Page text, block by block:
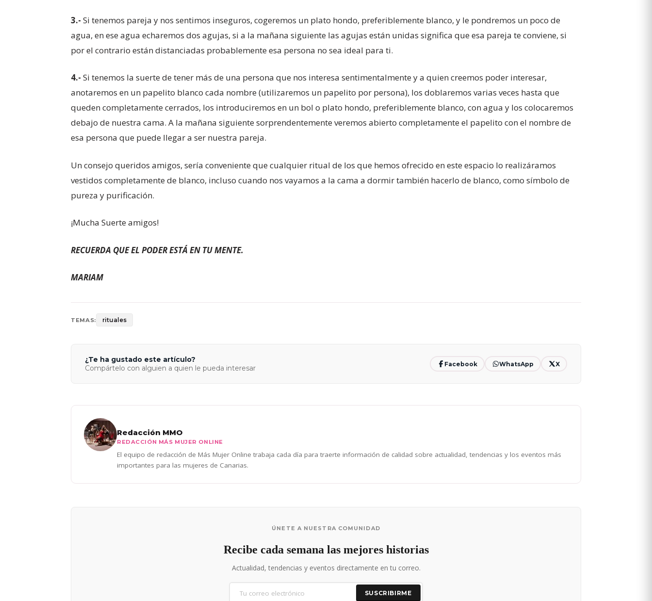
3.- Si tenemos pareja y nos sentimos inseguros, cogeremos un plato hondo, preferiblemente blanco, y le pondremos un poco de
agua, en ese agua echaremos dos agujas, si a la mañana siguiente las agujas están unidas significa que esa pareja te conviene, si
por el contrario están distanciadas probablemente esa persona no sea ideal para ti.
4.- Si tenemos la suerte de tener más de una persona que nos interesa sentimentalmente y a quien creemos poder interesar,
anotaremos en un papelito blanco cada nombre (utilizaremos un papelito por persona), los doblaremos varias veces hasta que
queden completamente cerrados, los introduciremos en un bol o plato hondo, preferiblemente blanco, con agua y los colocaremos
debajo de nuestra cama. A la mañana siguiente sorprendentemente veremos abierto completamente el papelito con el nombre de
esa persona que puede llegar a ser nuestra pareja.
Un consejo queridos amigos, sería conveniente que cualquier ritual de los que hemos ofrecido en este espacio lo realizáramos
vestidos completamente de blanco, incluso cuando nos vayamos a la cama a dormir también hacerlo de blanco, como símbolo de
pureza y purificación.
¡Mucha Suerte amigos!
RECUERDA QUE EL PODER ESTÁ EN TU MENTE.
MARIAM
TEMAS: rituales
¿Te ha gustado este artículo?
Compártelo con alguien a quien le pueda interesar
Facebook WhatsApp X
Redacción MMO
REDACCIÓN MÁS MUJER ONLINE
El equipo de redacción de Más Mujer Online trabaja cada día para traerte información de calidad sobre actualidad, tendencias y los eventos más
importantes para las mujeres de Canarias.
ÚNETE A NUESTRA COMUNIDAD
Recibe cada semana las mejores historias
Actualidad, tendencias y eventos directamente en tu correo.
SUSCRIBIRME